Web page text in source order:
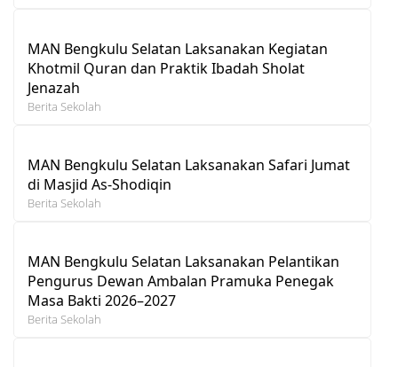
MAN Bengkulu Selatan Laksanakan Kegiatan
Khotmil Quran dan Praktik Ibadah Sholat
Jenazah
Berita Sekolah
MAN Bengkulu Selatan Laksanakan Safari Jumat
di Masjid As-Shodiqin
Berita Sekolah
MAN Bengkulu Selatan Laksanakan Pelantikan
Pengurus Dewan Ambalan Pramuka Penegak
Masa Bakti 2026–2027
Berita Sekolah